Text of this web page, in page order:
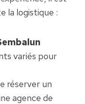
la logistique :
variés pour
réserver un
agence de